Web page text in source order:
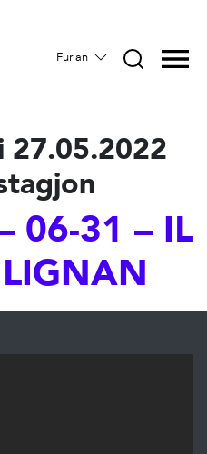
Furlan
27.05.2022
06-31 – IL